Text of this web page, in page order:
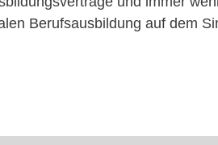
Berufsausbildung auf dem